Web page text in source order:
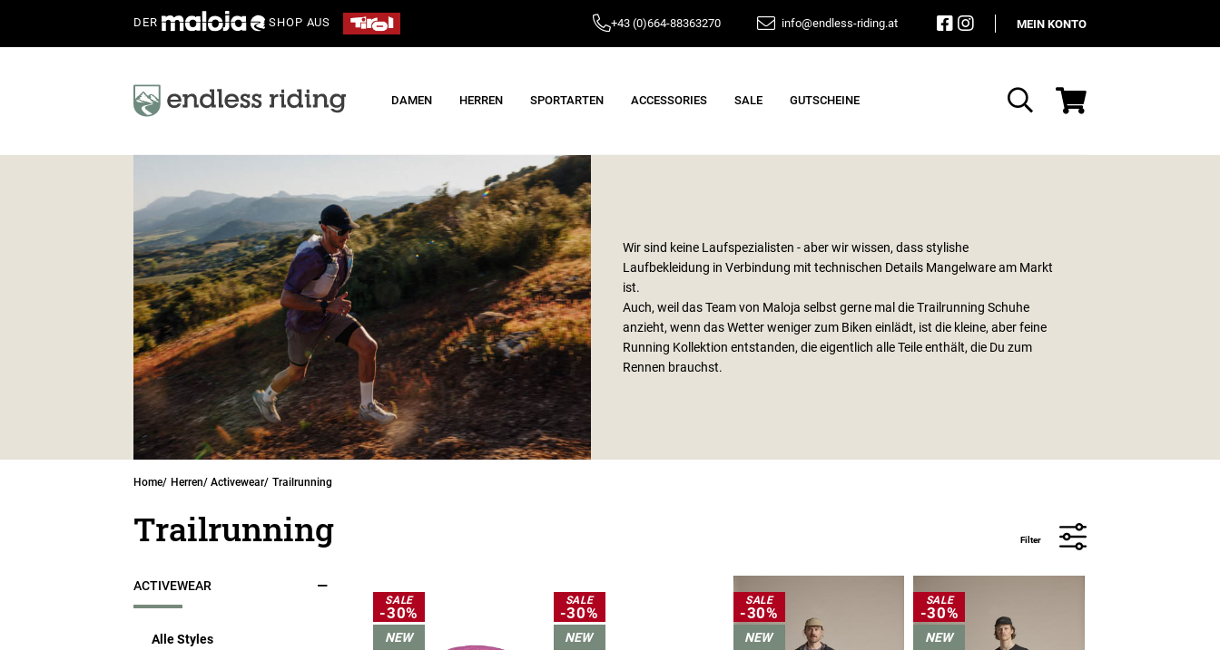
DER SHOP AUS +43 (0)664-88363270 info@endless-riding.at MEIN KONTO
DAMEN HERREN SPORTARTEN ACCESSORIES SALE GUTSCHEINE
Suche
Wir sind keine Laufspezialisten - aber wir wissen, dass stylishe
Laufbekleidung in Verbindung mit technischen Details Mangelware am Markt
ist.
Auch, weil das Team von Maloja selbst gerne mal die Trailrunning Schuhe
anzieht, wenn das Wetter weniger zum Biken einlädt, ist die kleine, aber feine
Running Kollektion entstanden, die eigentlich alle Teile enthält, die Du zum
Rennen brauchst.
Home Herren Activewear Trailrunning
Trailrunning Filter
SALE
-30%
NEW
SALE
-30%
NEW
SALE
-30%
NEW
SALE
-30%
NEW
ACTIVEWEAR
Alle Styles